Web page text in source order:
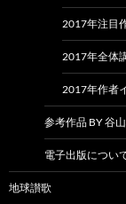
2017年注目
2017年全体
2017年作者
参考作品 BY 谷
電子出版につい
地球讃歌